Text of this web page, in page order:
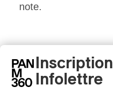
note.
Inscription
Infolettre